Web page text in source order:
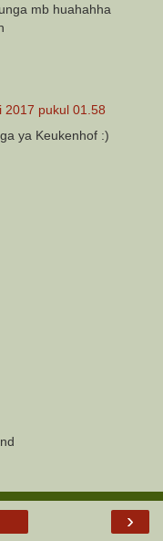
mb huahahha
2017 pukul 01.58
ya Keukenhof :)
›